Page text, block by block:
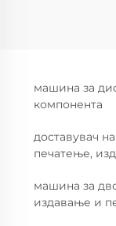
машинa за
компонента
доставувач
печатење,
машина за
издавање и